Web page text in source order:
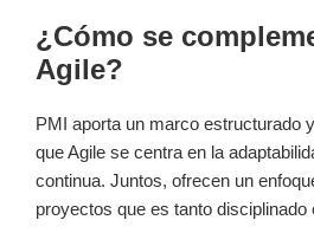
¿Cómo se
Agile?
PMI aporta un marco estructurado
que Agile se centra en la
continua. Juntos, ofrecen un
proyectos que es tanto disciplinado